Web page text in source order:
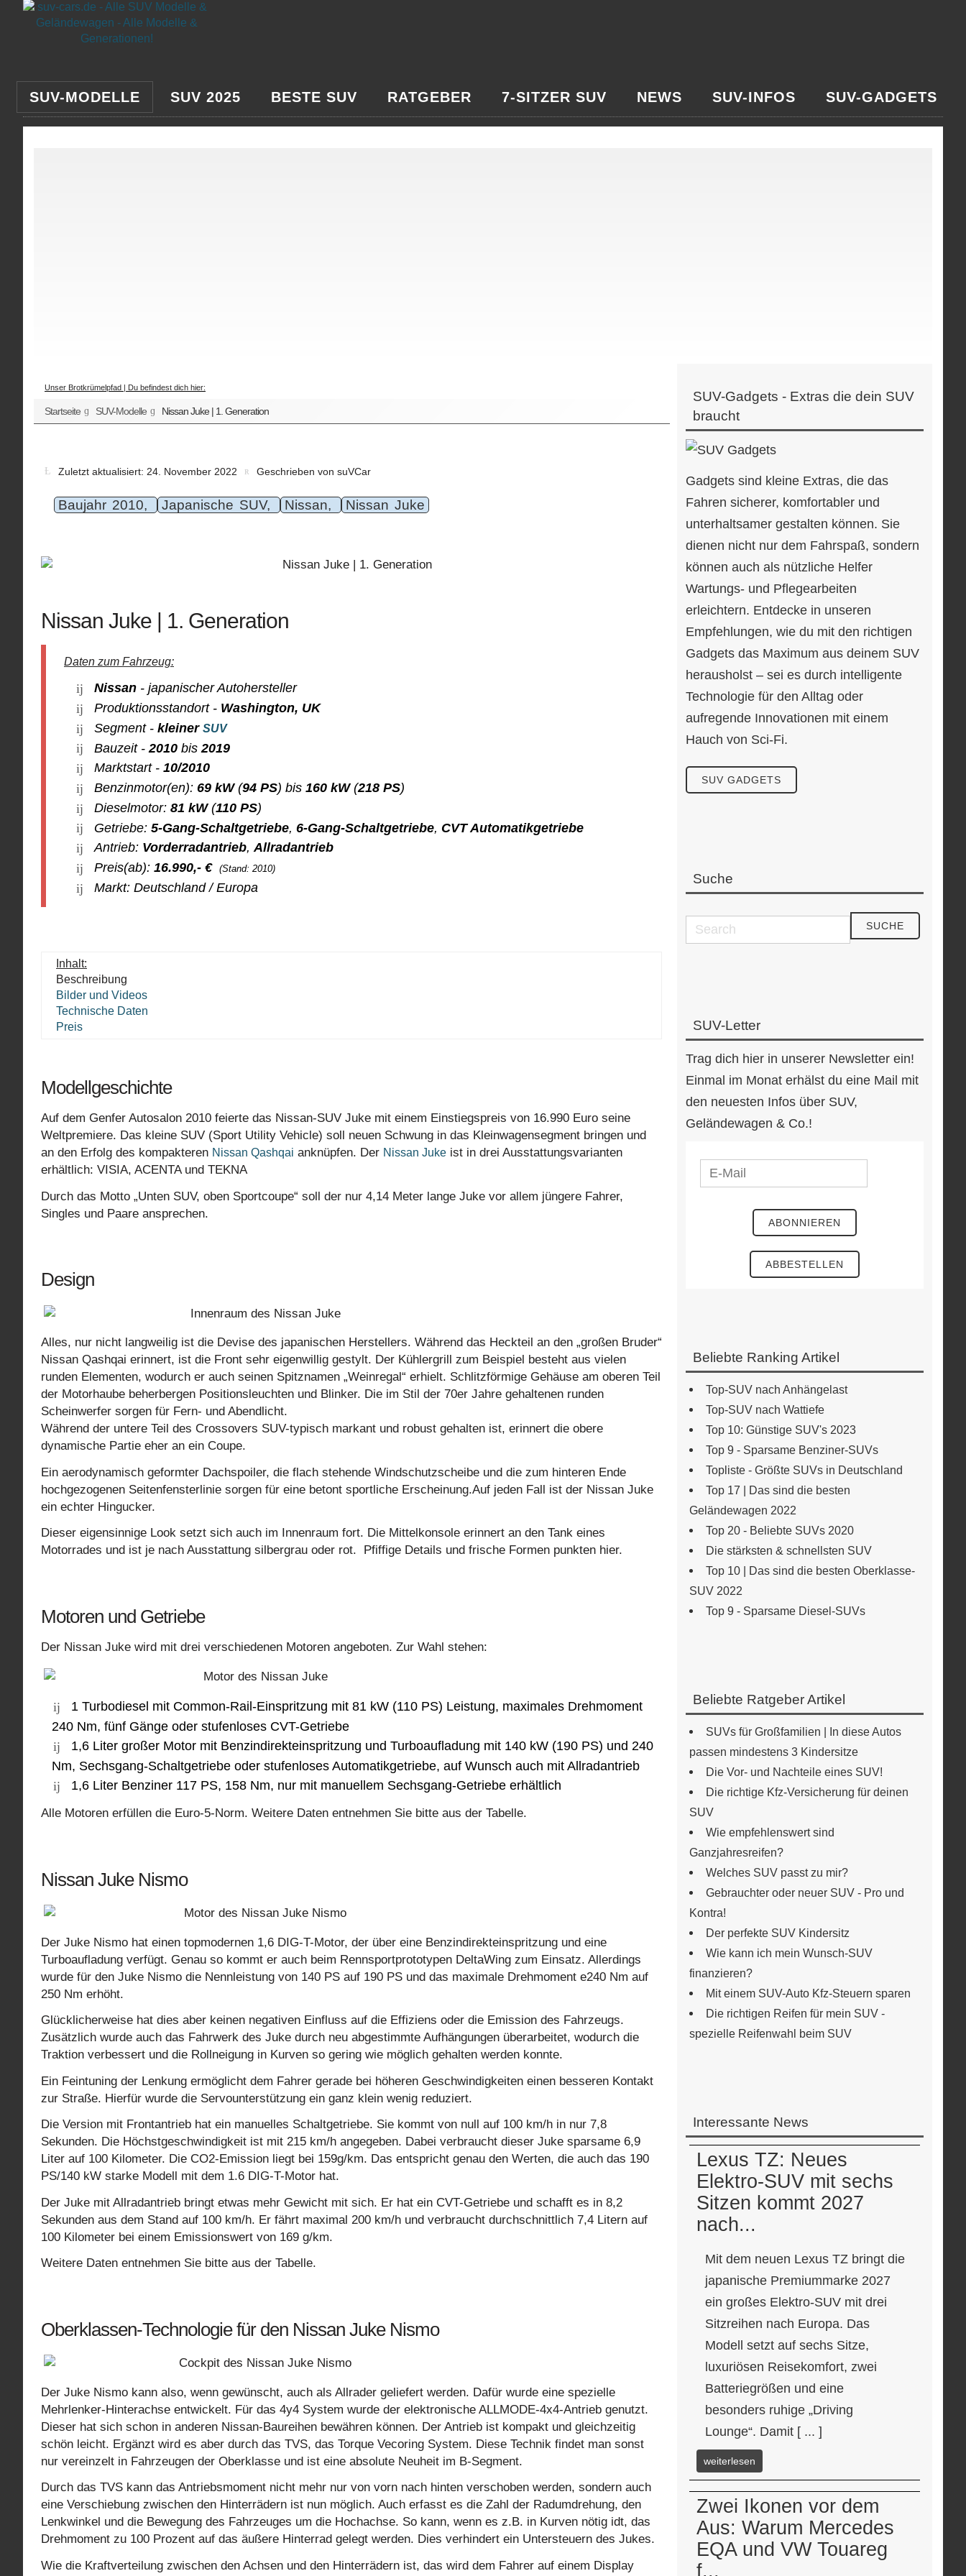
SUV-MODELLE SUV 2025 BESTE SUV RATGEBER 7-SITZER SUV NEWS SUV-INFOS SUV-GADGETS
Unser Brotkrümelpfad | Du befindest dich hier:
Startseite SUV-Modelle Nissan Juke | 1. Generation
Zuletzt aktualisiert: 24. November 2022 Geschrieben von suVCar
Baujahr 2010, Japanische SUV, Nissan, Nissan Juke
Nissan Juke | 1. Generation
Daten zum Fahrzeug:
Nissan - japanischer Autohersteller
Produktionsstandort - Washington, UK
Segment - kleiner SUV
Bauzeit - 2010 bis 2019
Marktstart - 10/2010
Benzinmotor(en): 69 kW (94 PS) bis 160 kW (218 PS)
Dieselmotor: 81 kW (110 PS)
Getriebe: 5-Gang-Schaltgetriebe, 6-Gang-Schaltgetriebe, CVT Automatikgetriebe
Antrieb: Vorderradantrieb,Allradantrieb
Preis(ab): 16.990,- € (Stand: 2010)
Markt: Deutschland / Europa
Inhalt:
Beschreibung
Bilder und Videos
Technische Daten
Preis
Modellgeschichte
Auf dem Genfer Autosalon 2010 feierte das Nissan-SUV Juke mit einem Einstiegspreis von 16.990 Euro seine
Weltpremiere. Das kleine SUV (Sport Utility Vehicle) soll neuen Schwung in das Kleinwagensegment bringen und
an den Erfolg des kompakteren Nissan Qashqai anknüpfen. Der Nissan Juke ist in drei Ausstattungsvarianten
erhältlich: VISIA, ACENTA und TEKNA
Durch das Motto „Unten SUV, oben Sportcoupe“ soll der nur 4,14 Meter lange Juke vor allem jüngere Fahrer,
Singles und Paare ansprechen.
Design
Alles, nur nicht langweilig ist die Devise des japanischen Herstellers. Während das Heckteil an den „großen Bruder“
Nissan Qashqai erinnert, ist die Front sehr eigenwillig gestylt. Der Kühlergrill zum Beispiel besteht aus vielen
runden Elementen, wodurch er auch seinen Spitznamen „Weinregal“ erhielt. Schlitzförmige Gehäuse am oberen Teil
der Motorhaube beherbergen Positionsleuchten und Blinker. Die im Stil der 70er Jahre gehaltenen runden
Scheinwerfer sorgen für Fern- und Abendlicht.
Während der untere Teil des Crossovers SUV-typisch markant und robust gehalten ist, erinnert die obere
dynamische Partie eher an ein Coupe.
Ein aerodynamisch geformter Dachspoiler, die flach stehende Windschutzscheibe und die zum hinteren Ende
hochgezogenen Seitenfensterlinie sorgen für eine betont sportliche Erscheinung.Auf jeden Fall ist der Nissan Juke
ein echter Hingucker.
Dieser eigensinnige Look setzt sich auch im Innenraum fort. Die Mittelkonsole erinnert an den Tank eines
Motorrades und ist je nach Ausstattung silbergrau oder rot. Pfiffige Details und frische Formen punkten hier.
Motoren und Getriebe
Der Nissan Juke wird mit drei verschiedenen Motoren angeboten. Zur Wahl stehen:
1 Turbodiesel mit Common-Rail-Einspritzung mit 81 kW (110 PS) Leistung, maximales Drehmoment
240 Nm, fünf Gänge oder stufenloses CVT-Getriebe
1,6 Liter großer Motor mit Benzindirekteinspritzung und Turboaufladung mit 140 kW (190 PS) und 240
Nm, Sechsgang-Schaltgetriebe oder stufenloses Automatikgetriebe, auf Wunsch auch mit Allradantrieb
1,6 Liter Benziner 117 PS, 158 Nm, nur mit manuellem Sechsgang-Getriebe erhältlich
Alle Motoren erfüllen die Euro-5-Norm. Weitere Daten entnehmen Sie bitte aus der Tabelle.
Nissan Juke Nismo
Der Juke Nismo hat einen topmodernen 1,6 DIG-T-Motor, der über eine Benzindirekteinspritzung und eine
Turboaufladung verfügt. Genau so kommt er auch beim Rennsportprototypen DeltaWing zum Einsatz. Allerdings
wurde für den Juke Nismo die Nennleistung von 140 PS auf 190 PS und das maximale Drehmoment e240 Nm auf
250 Nm erhöht.
Glücklicherweise hat dies aber keinen negativen Einfluss auf die Effiziens oder die Emission des Fahrzeugs.
Zusätzlich wurde auch das Fahrwerk des Juke durch neu abgestimmte Aufhängungen überarbeitet, wodurch die
Traktion verbessert und die Rollneigung in Kurven so gering wie möglich gehalten werden konnte.
Ein Feintuning der Lenkung ermöglicht dem Fahrer gerade bei höheren Geschwindigkeiten einen besseren Kontakt
zur Straße. Hierfür wurde die Servounterstützung ein ganz klein wenig reduziert.
Die Version mit Frontantrieb hat ein manuelles Schaltgetriebe. Sie kommt von null auf 100 km/h in nur 7,8
Sekunden. Die Höchstgeschwindigkeit ist mit 215 km/h angegeben. Dabei verbraucht dieser Juke sparsame 6,9
Liter auf 100 Kilometer. Die CO2-Emission liegt bei 159g/km. Das entspricht genau den Werten, die auch das 190
PS/140 kW starke Modell mit dem 1.6 DIG-T-Motor hat.
Der Juke mit Allradantrieb bringt etwas mehr Gewicht mit sich. Er hat ein CVT-Getriebe und schafft es in 8,2
Sekunden aus dem Stand auf 100 km/h. Er fährt maximal 200 km/h und verbraucht durchschnittlich 7,4 Litern auf
100 Kilometer bei einem Emissionswert von 169 g/km.
Weitere Daten entnehmen Sie bitte aus der Tabelle.
Oberklassen-Technologie für den Nissan Juke Nismo
Der Juke Nismo kann also, wenn gewünscht, auch als Allrader geliefert werden. Dafür wurde eine spezielle
Mehrlenker-Hinterachse entwickelt. Für das 4y4 System wurde der elektronische ALLMODE-4x4-Antrieb genutzt.
Dieser hat sich schon in anderen Nissan-Baureihen bewähren können. Der Antrieb ist kompakt und gleichzeitig
schön leicht. Ergänzt wird es aber durch das TVS, das Torque Vecoring System. Diese Technik findet man sonst
nur vereinzelt in Fahrzeugen der Oberklasse und ist eine absolute Neuheit im B-Segment.
Durch das TVS kann das Antriebsmoment nicht mehr nur von vorn nach hinten verschoben werden, sondern auch
eine Verschiebung zwischen den Hinterrädern ist nun möglich. Auch erfasst es die Zahl der Radumdrehung, den
Lenkwinkel und die Bewegung des Fahrzeuges um die Hochachse. So kann, wenn es z.B. in Kurven nötig idt, das
Drehmoment zu 100 Prozent auf das äußere Hinterrad gelegt werden. Dies verhindert ein Untersteuern des Jukes.
Wie die Kraftverteilung zwischen den Achsen und den Hinterrädern ist, das wird dem Fahrer auf einem Display
SUV-Gadgets - Extras die dein SUV
braucht
Gadgets sind kleine Extras, die das
Fahren sicherer, komfortabler und
unterhaltsamer gestalten können. Sie
dienen nicht nur dem Fahrspaß, sondern
können auch als nützliche Helfer
Wartungs- und Pflegearbeiten
erleichtern. Entdecke in unseren
Empfehlungen, wie du mit den richtigen
Gadgets das Maximum aus deinem SUV
herausholst – sei es durch intelligente
Technologie für den Alltag oder
aufregende Innovationen mit einem
Hauch von Sci-Fi.
SUV GADGETS
Suche
SUV-Letter
Trag dich hier in unserer Newsletter ein!
Einmal im Monat erhälst du eine Mail mit
den neuesten Infos über SUV,
Geländewagen & Co.!
Beliebte Ranking Artikel
Top-SUV nach Anhängelast
Top-SUV nach Wattiefe
Top 10: Günstige SUV's 2023
Top 9 - Sparsame Benziner-SUVs
Topliste - Größte SUVs in Deutschland
Top 17 | Das sind die besten
Geländewagen 2022
Top 20 - Beliebte SUVs 2020
Die stärksten & schnellsten SUV
Top 10 | Das sind die besten Oberklasse-
SUV 2022
Top 9 - Sparsame Diesel-SUVs
Beliebte Ratgeber Artikel
SUVs für Großfamilien | In diese Autos
passen mindestens 3 Kindersitze
Die Vor- und Nachteile eines SUV!
Die richtige Kfz-Versicherung für deinen
SUV
Wie empfehlenswert sind
Ganzjahresreifen?
Welches SUV passt zu mir?
Gebrauchter oder neuer SUV - Pro und
Kontra!
Der perfekte SUV Kindersitz
Wie kann ich mein Wunsch-SUV
finanzieren?
Mit einem SUV-Auto Kfz-Steuern sparen
Die richtigen Reifen für mein SUV -
spezielle Reifenwahl beim SUV
Interessante News
Lexus TZ: Neues
Elektro-SUV mit sechs
Sitzen kommt 2027
nach...
Mit dem neuen Lexus TZ bringt die
japanische Premiummarke 2027
ein großes Elektro-SUV mit drei
Sitzreihen nach Europa. Das
Modell setzt auf sechs Sitze,
luxuriösen Reisekomfort, zwei
Batteriegrößen und eine
besonders ruhige „Driving
Lounge“. Damit [ ... ]
weiterlesen
Zwei Ikonen vor dem
Aus: Warum Mercedes
EQA und VW Touareg
f...